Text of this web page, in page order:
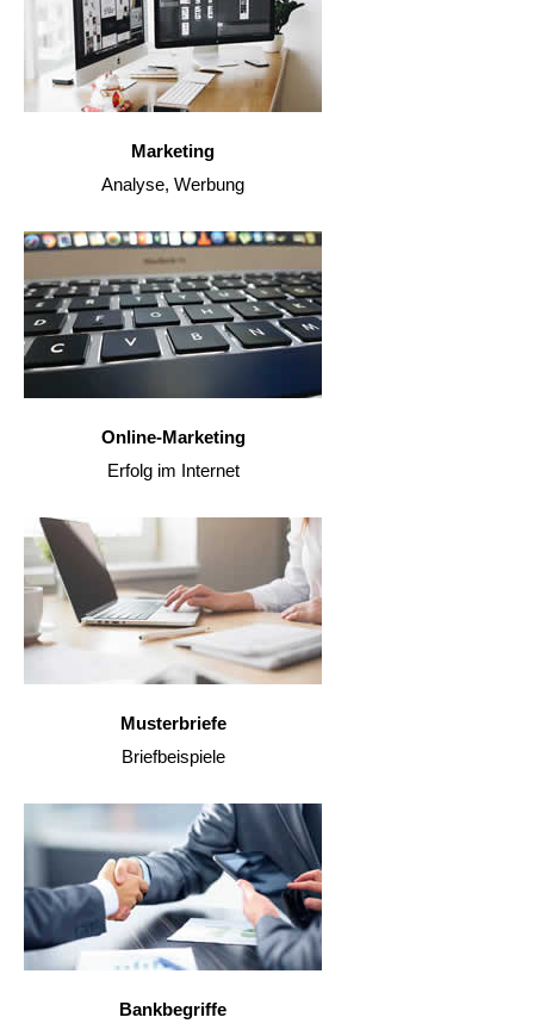
Marketing
Analyse, Werbung
Online-Marketing
Erfolg im Internet
Musterbriefe
Briefbeispiele
Bankbegriffe